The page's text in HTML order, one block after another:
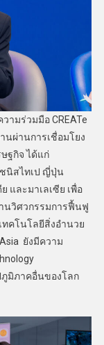
ามร่วมมือ CREATe
นผ่านการเชื่อมโยง
ฐกิจ ได้แก่
นิสไทเป ญี่ปุ่น
และมาเลเซีย เพื่อ
นวิศวกรรมการฟื้นฟู
ทคโนโลยีสิ่งอำนวย
ยังมีความ
ภูมิภาคอื่นของโลก